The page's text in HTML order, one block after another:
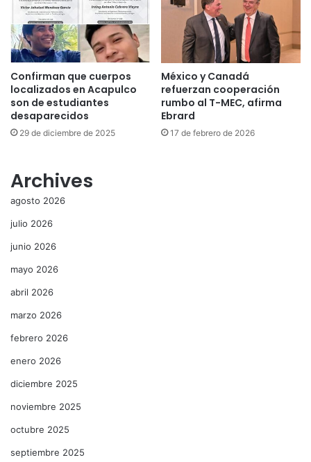
Confirman que cuerpos
localizados en Acapulco
son de estudiantes
desaparecidos
29 de diciembre de 2025
México y Canadá
refuerzan cooperación
rumbo al T-MEC, afirma
Ebrard
17 de febrero de 2026
Archives
agosto 2026
julio 2026
junio 2026
mayo 2026
abril 2026
marzo 2026
febrero 2026
enero 2026
diciembre 2025
noviembre 2025
octubre 2025
septiembre 2025